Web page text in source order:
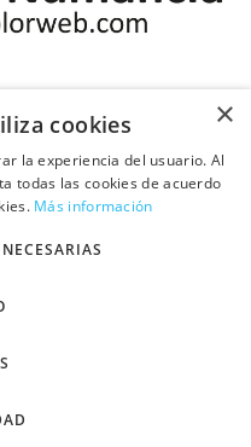
17:00h
Mogoda (Barcelona)
×
cookies
la experiencia del usuario. Al
todas las cookies de acuerdo
Más información